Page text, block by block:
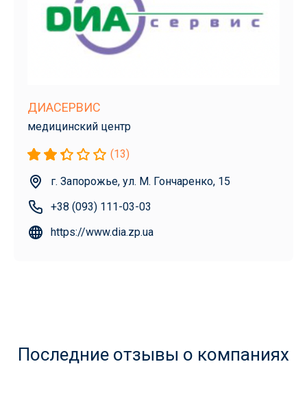
ДИАСЕРВИС
медицинский центр
(13)
г. Запорожье, ул. М. Гончаренко, 15
+38 (093) 111-03-03
https://www.dia.zp.ua
Последние отзывы о компаниях